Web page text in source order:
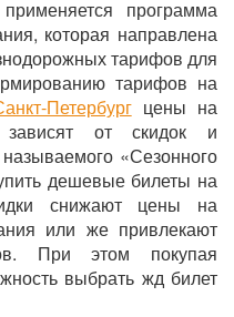
программа
которая направлена
тарифов для
тарифов на
Петербургцены на
зависят от скидок и
«Сезонного
дешевые билеты на
снижают цены на
или же привлекают
При этом покупая
выбрать жд билет